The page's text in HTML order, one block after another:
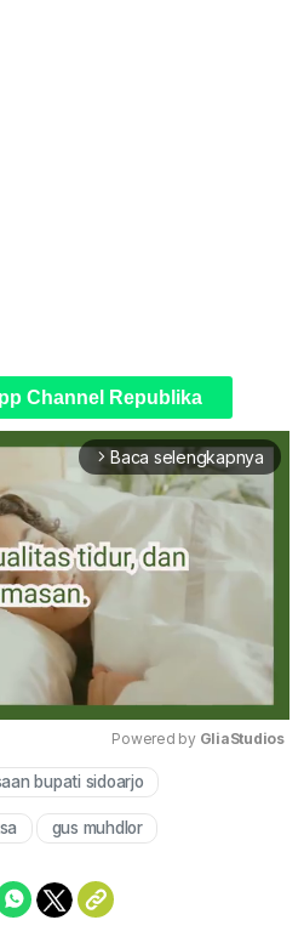
Channel Republika
arrow_forward_ios Baca selengkapnya
Powered by GliaStudios
bupati sidoarjo
gus muhdlor